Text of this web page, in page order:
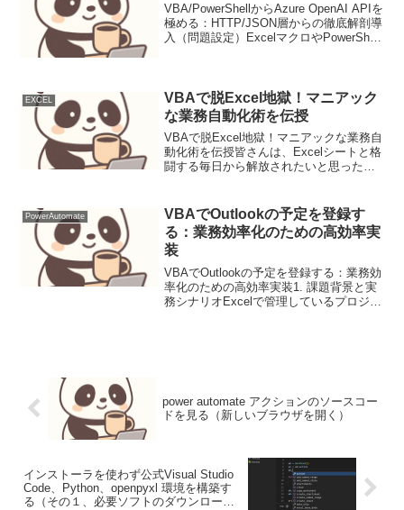
VBA/PowerShellからAzure OpenAI APIを
極める：HTTP/JSON層からの徹底解剖導
入（問題設定）ExcelマクロやPowerShell
EXCEL
VBAで脱Excel地獄！マニアック
な業務自動化術を伝授
VBAで脱Excel地獄！マニアックな業務自
動化術を伝授皆さんは、Excelシートと格
闘する毎日から解放されたいと思ったこ
この作業か…」という絶望感…。 多くの
社会人...
PowerAutomate
VBAでOutlookの予定を登録す
る：業務効率化のための高効率実
装
VBAでOutlookの予定を登録する：業務効
率化のための高効率実装1. 課題背景と実
務シナリオExcelで管理しているプロジェ
power automate アクションのソースコー
ドを見る（新しいブラウザを開く）
インストーラを使わず公式Visual Studio
Code、Python、openpyxl 環境を構築す
る（その１、必要ソフトのダウンロー